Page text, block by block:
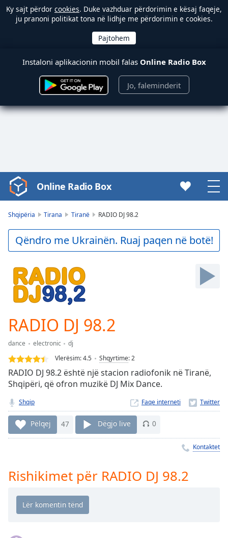
Ky sajt përdor cookies. Duke vazhduar përdorimin e kësaj faqeje,
ju pranoni politikat tona në lidhje me përdorimin e cookies.
Instaloni aplikacionin mobil falas Online Radio Box
Jo, faleminderit
Video
Player
Play
Video
Skip
Backward
Skip
Forward
Current
Time0:00
Loaded:
0.00%
Stream
Seek to
live,
currently
behind
liveLIVE
Playback
Rate
Chapters
Online Radio Box
Shqipëria Tirana Tiranë RADIO DJ 98.2
Qëndro me Ukrainën. Ruaj paqen në botë!
RADIO DJ 98.2
dance electronic
dj
Vlerësim:4.5 Shqyrtime:2
RADIO DJ 98.2 është një stacion radiofonik në Tiranë,
Shqipëri, që ofron muzikë DJ Mix Dance.
Shqip Faqe interneti
Pëlqej 47 Dëgjo live 0
Kontaktet
Rishikimet për RADIO DJ 98.2